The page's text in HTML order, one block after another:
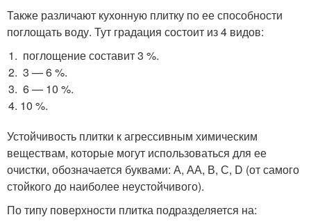
Также различают кухонную плитку по ее способности
поглощать воду. Тут градация состоит из 4 видов:
поглощение составит 3 %.
3 — 6 %.
6 — 10 %.
10 %.
Устойчивость плитки к агрессивным химическим
веществам, которые могут использоваться для ее
очистки, обозначается буквами: А, АА, В, С, D (от самого
стойкого до наиболее неустойчивого).
По типу поверхности плитка подразделяется на: